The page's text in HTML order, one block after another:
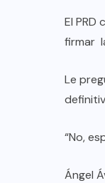
El
firmar
Le
“No,
Ángel